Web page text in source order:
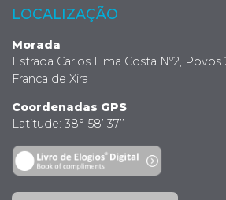
LOCALIZAÇÃO
Morada
Estrada Carlos Lima Costa Nº2,
Franca de Xira
Coordenadas GPS
Latitude: 38° 58’ 37’’